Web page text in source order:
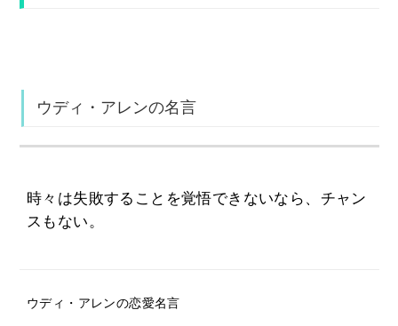
ウディ・アレンの名言
時々は失敗することを覚悟できないなら、チャン
スもない。
ウディ・アレンの恋愛名言